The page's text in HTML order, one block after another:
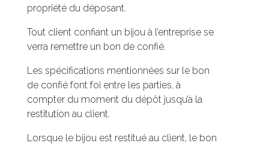
propriété du déposant.
Tout client confiant un bijou à l’entreprise se
verra remettre un bon de confié.
Les spécifications mentionnées sur le bon
de confié font foi entre les parties, à
compter du moment du dépôt jusqu’à la
restitution au client.
Lorsque le bijou est restitué au client, le bon